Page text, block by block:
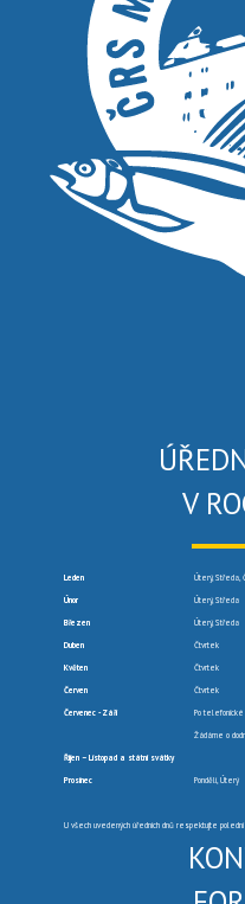
V
Leden Úterý, Středa,
Únor Úterý, Středa
Březen Úterý, Středa
Duben Čtvrtek
Květen Čtvrtek
Červen Čtvrtek
Červenec -Září Po telefonické
Žádáme o
Říjen – Listopad a státní svátky
Prosinec Pondělí, Úterý
U všech uvedených úředních dnů respektujte